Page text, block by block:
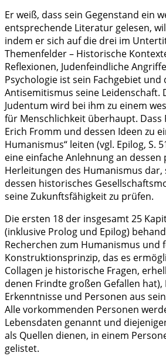
Er weiß, dass sein Gegenstand ein
entsprechende Literatur gelesen,
indem er sich auf die drei im
Themenfelder – Historische
Reflexionen, Judenfeindliche
Psychologie ist sein Fachgebiet und
Antisemitismus seine Leidenschaft.
Judentum wird bei ihm zu einem
für Menschlichkeit überhaupt. Dass
Erich Fromm und dessen Ideen zu
Humanismus“ leiten (vgl. Epilog, S.
eine einfache Anlehnung an dessen
Herleitungen des Humanismus
dessen historisches
seine Zukunftsfähigkeit zu prüfen.
Die ersten 18 der insgesamt 25
(inklusive Prolog und Epilog)
Recherchen zum Humanismus und
Konstruktionsprinzip, das es
Collagen je historische Fragen,
denen Frindte großen Gefallen hat),
Erkenntnisse und Personen aus
Alle vorkommenden Personen
Lebensdaten genannt und
als Quellen dienen, in einem
gelistet.